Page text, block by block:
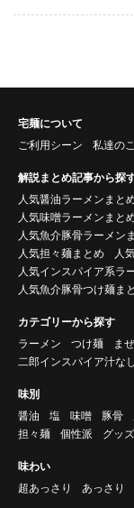
宅麺について
ご利用シーン
私達の
解説まとめ記事から探
人気醤油ラーメンまと
人気味噌ラーメンまと
人気魚介豚骨ラーメン
人気担々麺まとめ
人
人気インスパイア系ラ
人気魚介豚骨つけ麺ま
カテゴリーから探す
ラーメン
つけ麺 ま
二郎インスパイア汁なし
味別
醤油
塩 味噌 豚骨
担々麺
個性派 グッ
味わい
超あっさり
あっさり